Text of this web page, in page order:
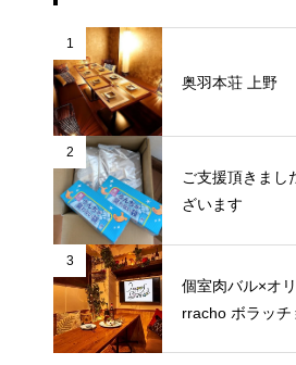
1
奥羽本荘 上野
2
ご支援頂きまし
ざいます
3
個室肉バル×オ
rracho ボラッ